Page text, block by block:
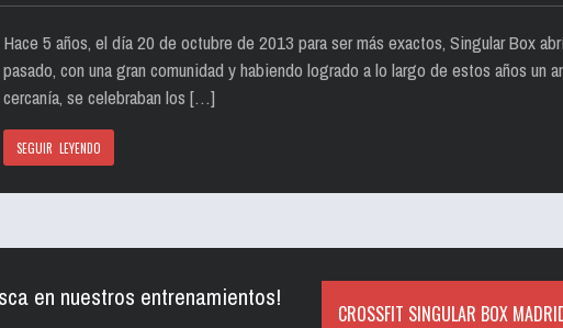
Hace 5 años, el día 20 de octubre de 2013 para ser más exactos, Singular Box
pasado, con una gran comunidad y habiendo logrado a lo largo de estos años
cercanía, se celebraban los […]
SEGUIR LEYENDO
en nuestros entrenamientos!
CROSSFIT SINGULAR BOX